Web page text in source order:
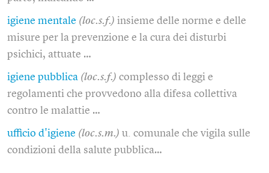
igiene mentale (loc.s.f.) insieme delle norme e delle
misure per la prevenzione e la cura dei disturbi
psichici, attuate …
igiene pubblica (loc.s.f.) complesso di leggi e
regolamenti che provvedono alla difesa collettiva
contro le malattie …
ufficio d'igiene (loc.s.m.) u. comunale che vigila sulle
condizioni della salute pubblica…